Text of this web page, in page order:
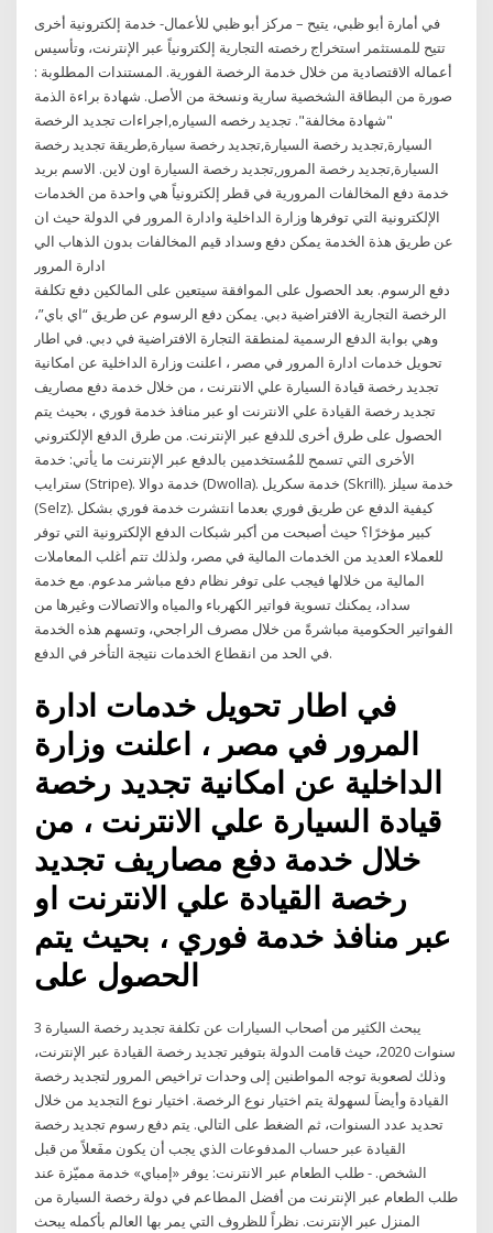
في أمارة أبو ظبي، يتيح – مركز أبو ظبي للأعمال- خدمة إلكترونية أخرى
تتيح للمستثمر استخراج رخصته التجارية إلكترونياً عبر الإنترنت، وتأسيس
أعماله الاقتصادية من خلال خدمة الرخصة الفورية. المستندات المطلوبة :
صورة من البطاقة الشخصية سارية ونسخة من الأصل. شهادة براءة الذمة
"شهادة مخالفة". تجديد رخصه السياره,اجراءات تجديد الرخصة
السيارة,تجديد رخصة السيارة,تجديد رخصة سيارة,طريقة تجديد رخصة
السيارة,تجديد رخصة المرور,تجديد رخصة السيارة اون لاين. الاسم بريد
خدمة دفع المخالفات المرورية في قطر إلكترونياً هي واحدة من الخدمات
الإلكترونية التي توفرها وزارة الداخلية وادارة المرور في الدولة حيث ان
عن طريق هذة الخدمة يمكن دفع وسداد قيم المخالفات بدون الذهاب الي
ادارة المرور
دفع الرسوم. بعد الحصول على الموافقة سيتعين على المالكين دفع تكلفة
الرخصة التجارية الافتراضية دبي. يمكن دفع الرسوم عن طريق “اي باي”،
وهي بوابة الدفع الرسمية لمنطقة التجارة الافتراضية في دبي. في اطار
تحويل خدمات ادارة المرور في مصر ، اعلنت وزارة الداخلية عن امكانية
تجديد رخصة قيادة السيارة علي الانترنت ، من خلال خدمة دفع مصاريف
تجديد رخصة القيادة علي الانترنت او عبر منافذ خدمة فوري ، بحيث يتم
الحصول على طرق أخرى للدفع عبر الإنترنت. من طرق الدفع الإلكتروني
الأخرى التي تسمح للمُستخدمين بالدفع عبر الإنترنت ما يأتي: خدمة
سترايب (Stripe). خدمة دوالا (Dwolla). خدمة سكريل (Skrill). خدمة سيلز
(Selz). كيفية الدفع عن طريق فوري بعدما انتشرت خدمة فوري بشكل
كبير مؤخرًا؟ حيث أصبحت من أكبر شبكات الدفع الإلكترونية التي توفر
للعملاء العديد من الخدمات المالية في مصر، ولذلك تتم أغلب المعاملات
المالية من خلالها فيجب على توفر نظام دفع مباشر مدعوم. مع خدمة
سداد، يمكنك تسوية فواتير الكهرباء والمياه والاتصالات وغيرها من
الفواتير الحكومية مباشرةً من خلال مصرف الراجحي، وتسهم هذه الخدمة
في الحد من انقطاع الخدمات نتيجة التأخر في الدفع.
في اطار تحويل خدمات ادارة
المرور في مصر ، اعلنت وزارة
الداخلية عن امكانية تجديد رخصة
قيادة السيارة علي الانترنت ، من
خلال خدمة دفع مصاريف تجديد
رخصة القيادة علي الانترنت او
عبر منافذ خدمة فوري ، بحيث يتم
الحصول على
يبحث الكثير من أصحاب السيارات عن تكلفة تجديد رخصة السيارة 3
سنوات 2020، حيث قامت الدولة بتوفير تجديد رخصة القيادة عبر الإنترنت،
وذلك لصعوبة توجه المواطنين إلى وحدات تراخيص المرور لتجديد رخصة
القيادة وأيضاَ لسهولة يتم اختيار نوع الرخصة. اختيار نوع التجديد من خلال
تحديد عدد السنوات، ثم الضغط على التالي. يتم دفع رسوم تجديد رخصة
القيادة عبر حساب المدفوعات الذي يجب أن يكون مفَعلاً من قبل
الشخص. - طلب الطعام عبر الانترنت: يوفر «إمباي» خدمة مميّزة عند
طلب الطعام عبر الإنترنت من أفضل المطاعم في دولة رخصة السيارة من
المنزل عبر الإنترنت. نظراً للظروف التي يمر بها العالم بأكمله يبحث